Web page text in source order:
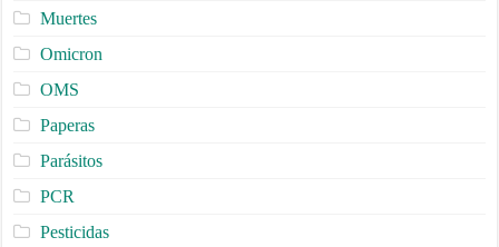
Muertes
Omicron
OMS
Paperas
Parásitos
PCR
Pesticidas